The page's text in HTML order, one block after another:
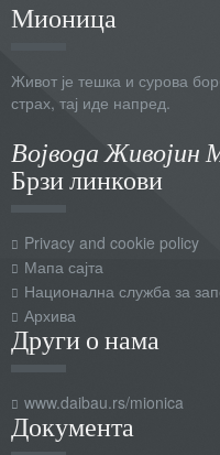
Мионица
Живот је тешка и сурова
страх, тај иде напред.
Војвода Живојин
Брзи линкови
Privacy and cookie policy
Мапа сајта
Национална служба за
Архива
Други о нама
www.daibau.rs/mionica
Документа